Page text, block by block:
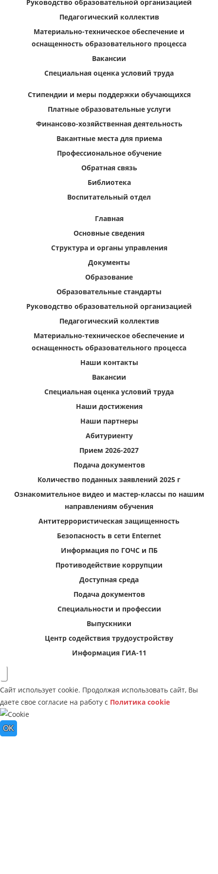
Руководство образовательной организацией
Педагогический коллектив
Материально-техническое обеспечение и
оснащенность образовательного процесса
Вакансии
Специальная оценка условий труда
Стипендии и меры поддержки обучающихся
Платные образовательные услуги
Финансово-хозяйственная деятельность
Вакантные места для приема
Профессиональное обучение
Обратная связь
Библиотека
Воспитательный отдел
Главная
Основные сведения
Структура и органы управления
Документы
Образование
Образовательные стандарты
Руководство образовательной организацией
Педагогический коллектив
Материально-техническое обеспечение и
оснащенность образовательного процесса
Наши контакты
Вакансии
Специальная оценка условий труда
Наши достижения
Наши партнеры
Абитуриенту
Прием 2026-2027
Подача документов
Количество поданных заявлений 2025 г
Ознакомительное видео и мастер-классы по нашим
направлениям обучения
Антитеррористическая защищенность
Безопасность в сети Enternet
Информация по ГОЧС и ПБ
Противодействие коррупции
Доступная среда
Подача документов
Специальности и профессии
Выпускники
Центр содействия трудоустройству
Информация ГИА-11
Сайт использует cookie. Продолжая использовать сайт, Вы
даете свое согласие на работу с Политика cookie
OK